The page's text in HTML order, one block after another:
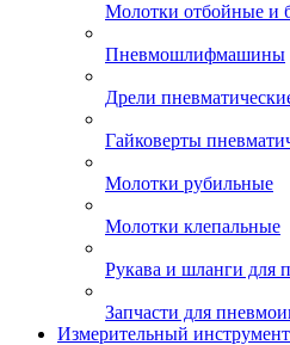
Молотки отбойные и
Пневмошлифмашины
Дрели
Гайковерты
Молотки рубильные
Молотки клепальные
Рукава и шланги для
Запчасти для
Измерительный инструмент